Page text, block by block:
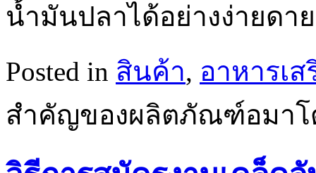
น้ำมันปลาได้อย่างง่ายดา
Posted in สินค้า, อาหารเส
สำคัญของผลิตภัณฑ์อมาโ